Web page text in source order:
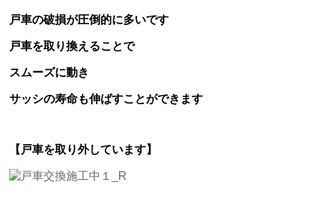
戸車の破損が圧倒的に多いです
戸車を取り換えることで
スムーズに動き
サッシの寿命も伸ばすことができます
【戸車を取り外しています】